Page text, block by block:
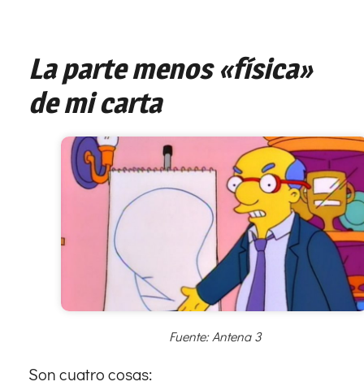
La parte menos «física»
de mi carta
Fuente: Antena 3
Son cuatro cosas: